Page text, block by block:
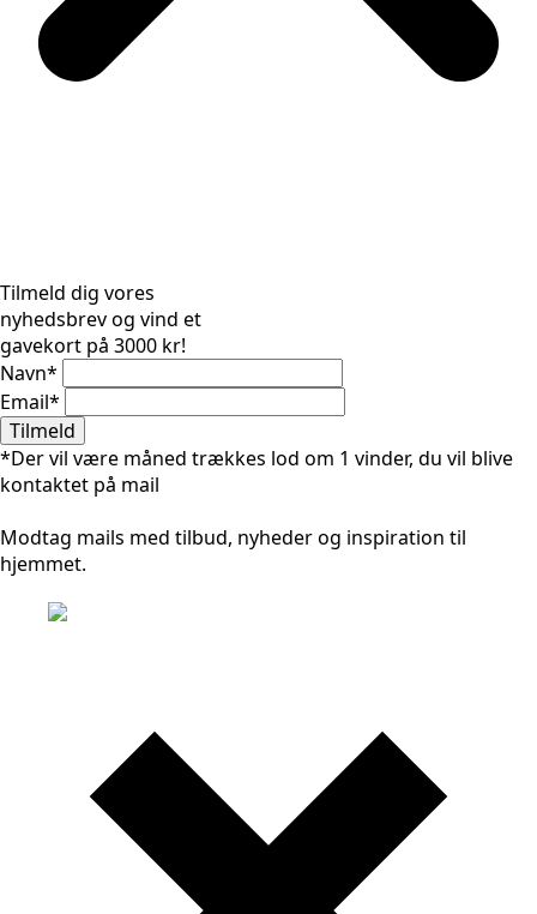
Tilmeld dig vores
nyhedsbrev og vind et
gavekort på 3000 kr!
Navn*
Email*
Tilmeld
*Der vil være måned trækkes lod om 1 vinder, du vil blive
kontaktet på mail
Modtag mails med tilbud, nyheder og inspiration til
hjemmet.